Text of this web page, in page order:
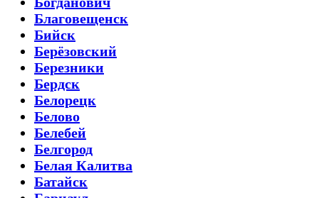
Благовещенск
Бийск
Берёзовский
Березники
Бердск
Белорецк
Белово
Белебей
Белгород
Белая Калитва
Батайск